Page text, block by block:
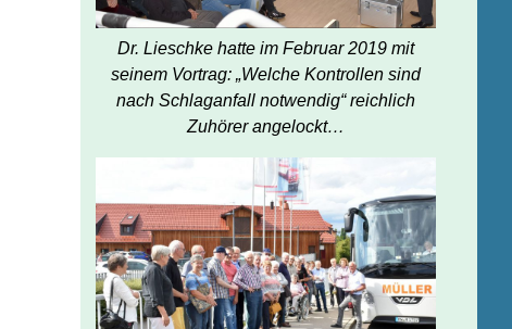
Dr. Lieschke hatte im Februar 2019 mit
seinem Vortrag: „Welche Kontrollen sind
nach Schlaganfall notwendig“ reichlich
Zuhörer angelockt…